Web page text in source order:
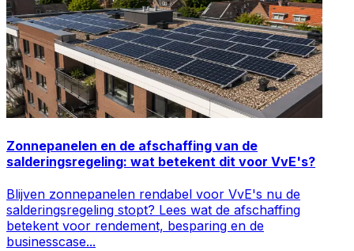
Zonnepanelen en de afschaffing van de
salderingsregeling: wat betekent dit voor VvE's?
Blijven zonnepanelen rendabel voor VvE's nu de
salderingsregeling stopt? Lees wat de afschaffing
betekent voor rendement, besparing en de
businesscase...